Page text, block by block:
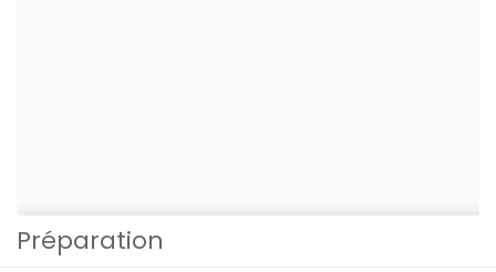
Préparation